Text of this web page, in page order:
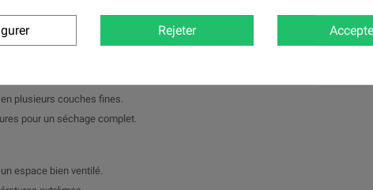
de pièces métalliques.
adhérence optimale.
le diluant et le durcisseur.
plusieurs couches fines.
pour un séchage complet.
espace bien ventilé.
Rejeter